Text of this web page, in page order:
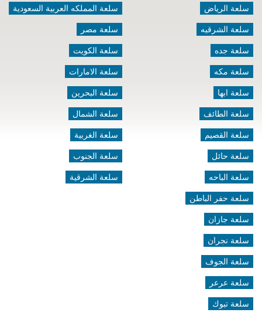
سلعة الرياض
سلعة الشرقيه
سلعة جده
سلعة مكه
سلعة ابها
سلعة الطائف
سلعة القصيم
سلعة حائل
سلعة الباحه
سلعة حفر الباطن
سلعة جازان
سلعة نجران
سلعة الجوف
سلعة عرعر
سلعة تبوك
سلعة المملكه العربية السعودية
سلعة مصر
سلعة الكويت
سلعة الامارات
سلعة البحرين
سلعة الشمال
سلعة الغربية
سلعة الجنوب
سلعة الشرقية